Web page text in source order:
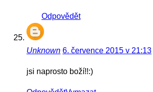
Odpovědět
Unknown 6. července 2015 v 21:13
jsi naprosto boží!!:)